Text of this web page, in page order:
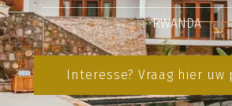
RWANDA
Interesse? Vraag hier uw